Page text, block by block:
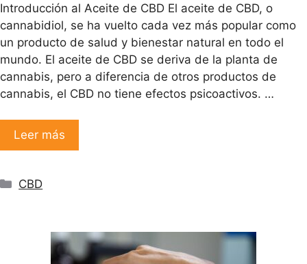
Introducción al Aceite de CBD El aceite de CBD, o
cannabidiol, se ha vuelto cada vez más popular como
un producto de salud y bienestar natural en todo el
mundo. El aceite de CBD se deriva de la planta de
cannabis, pero a diferencia de otros productos de
cannabis, el CBD no tiene efectos psicoactivos. …
Leer más
Categorías
CBD